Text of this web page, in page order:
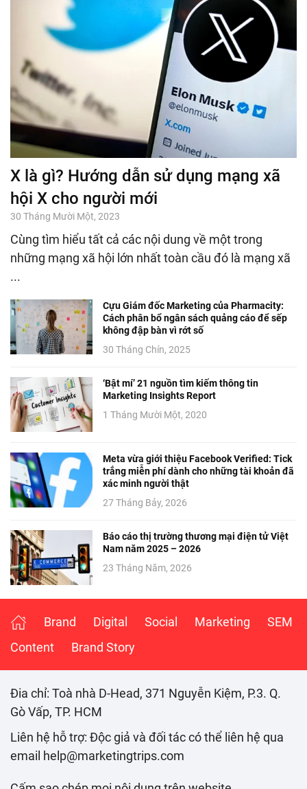
X là gì? Hướng dẫn sử dụng mạng xã
hội X cho người mới
30 Tháng Mười Một, 2023
Cùng tìm hiểu tất cả các nội dung về một trong
những mạng xã hội lớn nhất toàn cầu đó là mạng xã
...
Cựu Giám đốc Marketing của Pharmacity:
Cách phân bổ ngân sách quảng cáo để sếp
không đập bàn vì rớt số
30 Tháng Chín, 2025
‘Bật mí’ 21 nguồn tìm kiếm thông tin
Marketing Insights Report
1 Tháng Mười Một, 2020
Meta vừa giới thiệu Facebook Verified: Tick
trắng miễn phí dành cho những tài khoản đã
xác minh người thật
27 Tháng Bảy, 2026
Báo cáo thị trường thương mại điện tử Việt
Nam năm 2025 – 2026
23 Tháng Năm, 2026
Brand Digital Social Marketing
SEM
Content
Brand Story
Đia chỉ: Toà nhà D-Head, 371 Nguyễn Kiệm, P.3. Q.
Gò Vấp, TP. HCM
Liên hệ hỗ trợ: Độc giả và đối tác có thể liên hệ qua
email help@marketingtrips.com